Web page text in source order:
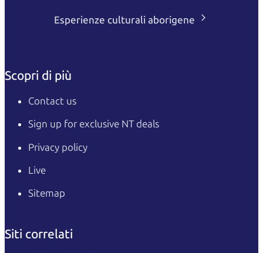
Esperienze culturali aborigene
Scopri di più
Contact us
Sign up for exclusive NT deals
Privacy policy
Live
Sitemap
Siti correlati